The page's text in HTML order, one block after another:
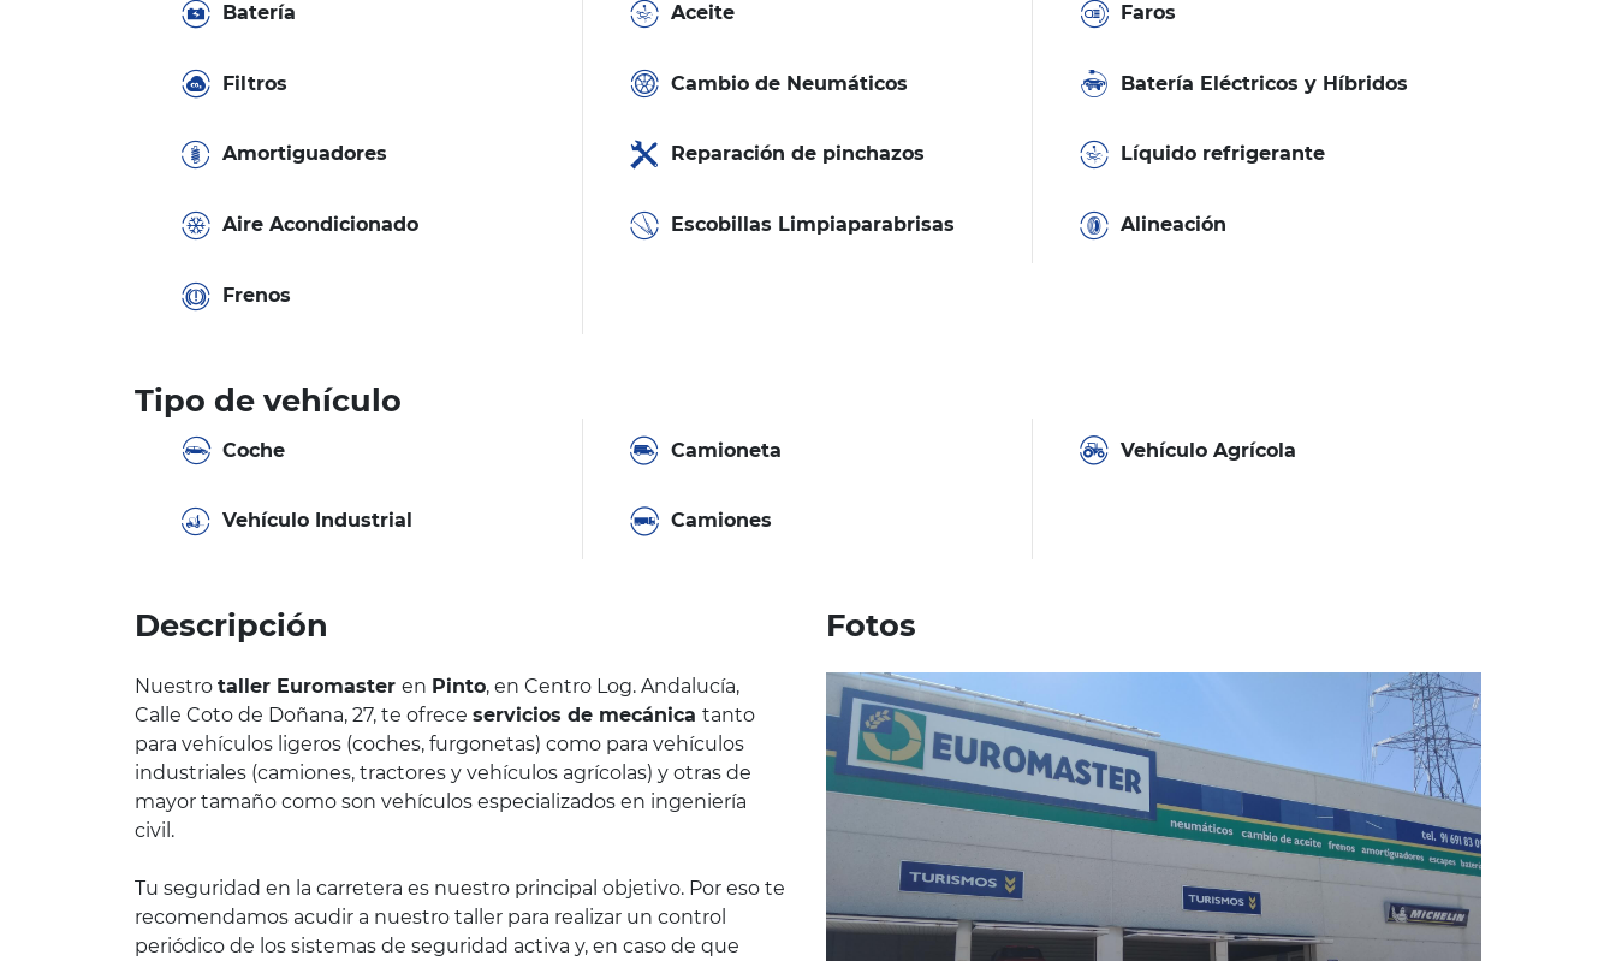
Batería Aceite Faros
Filtros Cambio de Neumáticos Batería Eléctricos y Híbridos
Amortiguadores Reparación de pinchazos Líquido refrigerante
Aire Acondicionado Escobillas Limpiaparabrisas Alineación
Frenos
Tipo de vehículo
Coche Camioneta Vehículo Agrícola
Vehículo Industrial Camiones
Descripción
Nuestro taller Euromaster en Pinto, en Centro Log. Andalucía,
Calle Coto de Doñana, 27, te ofrece servicios de mecánica tanto
para vehículos ligeros (coches, furgonetas) como para vehículos
industriales (camiones, tractores y vehículos agrícolas) y otras de
mayor tamaño como son vehículos especializados en ingeniería
civil.
Tu seguridad en la carretera es nuestro principal objetivo. Por eso te
recomendamos acudir a nuestro taller para realizar un control
periódico de los sistemas de seguridad activa y, en caso de que
Fotos